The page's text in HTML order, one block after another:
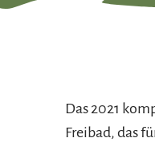
Das 2021
Freibad, das